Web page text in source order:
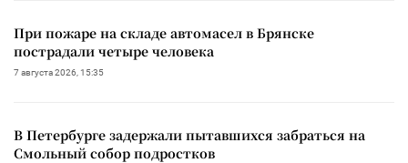
При пожаре на складе автомасел в Брянске
пострадали четыре человека
7 августа 2026, 15:35
В Петербурге задержали пытавшихся забраться на
Смольный собор подростков